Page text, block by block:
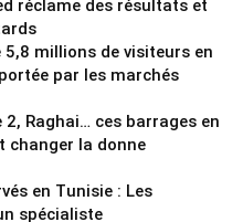
réclame des résultats et
millions de visiteurs en
par les marchés
Raghai… ces barrages en
changer la donne
en Tunisie : Les
spécialiste